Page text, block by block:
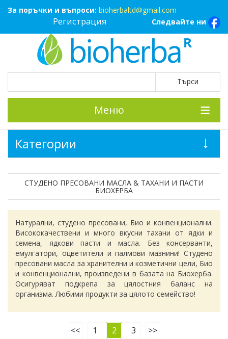
За поръчки и въпроси: bioherbaltd@gmail.com
Следвайте ни
Регистрация
Меню
СТУДЕНО ПРЕСОВАНИ МАСЛА & ТАХАНИ И ПАСТИ
БИОХЕРБА
Натурални, студено пресовани, Био и конвенционални.
Висококачествени и много вкусни тахани от ядки и
семена, ядкови пасти и масла. Без консерванти,
емулгатори, оцветители и палмови мазнини! Студено
пресовани масла за хранителни и козметични цели, Био
и конвенционални, произведени в базата на Биохерба.
Осигуряват подкрепа за цялостния баланс на
организма. Любими продукти за цялото семейство!
<< 1 2 3 >>
Категории